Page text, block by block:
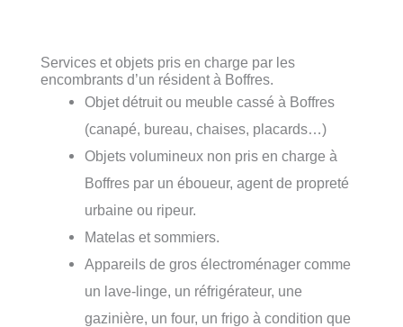
Services et objets pris en charge par les
encombrants d’un résident à Boffres.
Objet détruit ou meuble cassé à Boffres
(canapé, bureau, chaises, placards…)
Objets volumineux non pris en charge à
Boffres par un éboueur, agent de propreté
urbaine ou ripeur.
Matelas et sommiers.
Appareils de gros électroménager comme
un lave-linge, un réfrigérateur, une
gazinière, un four, un frigo à condition que